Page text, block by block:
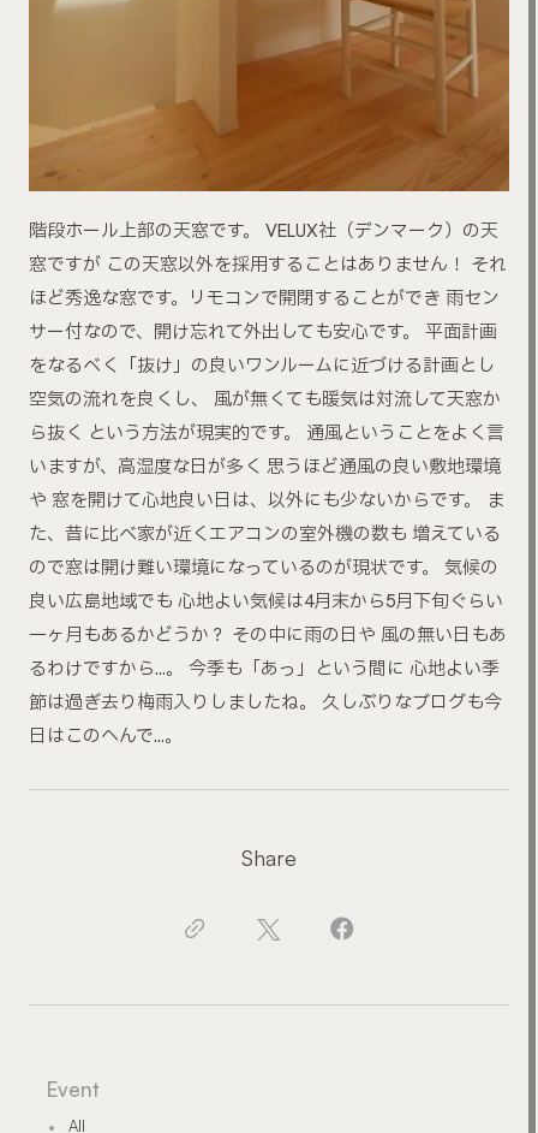
階段ホール上部の天窓です。 VELUX社（デンマーク）の天
窓ですが この天窓以外を採用することはありません！ それ
ほど秀逸な窓です。リモコンで開閉することができ 雨セン
サー付なので、開け忘れて外出しても安心です。 平面計画
をなるべく「抜け」の良いワンルームに近づける計画とし
空気の流れを良くし、 風が無くても暖気は対流して天窓か
ら抜く という方法が現実的です。 通風ということをよく言
いますが、高湿度な日が多く 思うほど通風の良い敷地環境
や 窓を開けて心地良い日は、以外にも少ないからです。 ま
た、昔に比べ家が近くエアコンの室外機の数も 増えている
ので窓は開け難い環境になっているのが現状です。 気候の
良い広島地域でも 心地よい気候は4月末から5月下旬ぐらい
一ヶ月もあるかどうか？ その中に雨の日や 風の無い日もあ
るわけですから…。 今季も「あっ」という間に 心地よい季
節は過ぎ去り梅雨入りしましたね。 久しぶりなブログも今
日はこのへんで…。
Share
Event
All